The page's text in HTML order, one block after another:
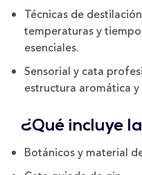
Técnicas de
temperaturas y
esenciales.
Sensorial y cata
estructura aromática
¿Qué incluye
Botánicos y material